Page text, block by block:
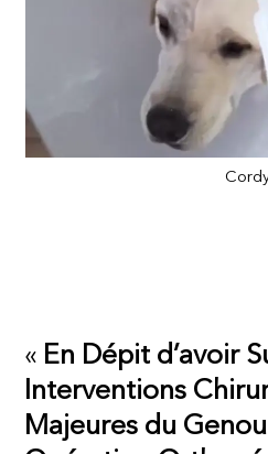
« En Dépit d’avoir
Interventions
Majeures du